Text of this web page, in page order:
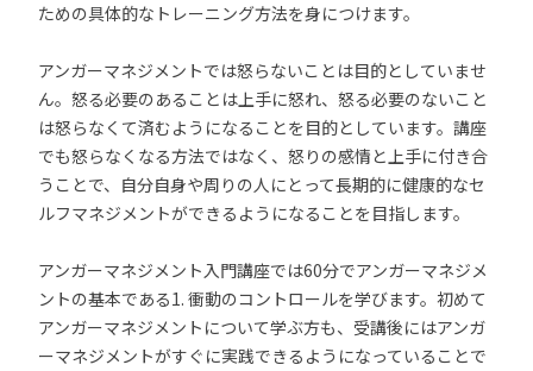
ための具体的なトレーニング方法を身につけます。
アンガーマネジメントでは怒らないことは目的としていませ
ん。怒る必要のあることは上手に怒れ、怒る必要のないこと
は怒らなくて済むようになることを目的としています。講座
でも怒らなくなる方法ではなく、怒りの感情と上手に付き合
うことで、自分自身や周りの人にとって長期的に健康的なセ
ルフマネジメントができるようになることを目指します。
アンガーマネジメント入門講座では60分でアンガーマネジメ
ントの基本である1. 衝動のコントロールを学びます。初めて
アンガーマネジメントについて学ぶ方も、受講後にはアンガ
ーマネジメントがすぐに実践できるようになっていることで